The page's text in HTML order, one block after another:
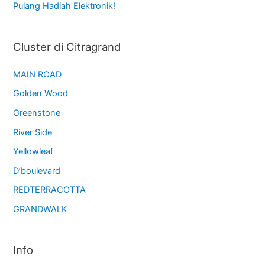
Pulang Hadiah Elektronik!
Cluster di Citragrand
MAIN ROAD
Golden Wood
Greenstone
River Side
Yellowleaf
D’boulevard
REDTERRACOTTA
GRANDWALK
Info